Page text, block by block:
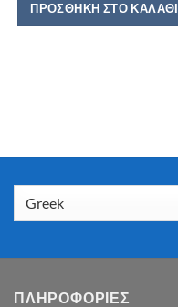
ΠΡΟΣΘΉΚΗ ΣΤΟ ΚΑΛΆΘΙ
ΠΛΗΡΟΦΟΡΙΕΣ